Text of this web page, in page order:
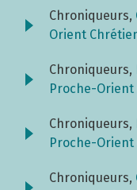
Chroniqueurs,
Orient
Chroniqueurs,
Proche-Orient
Chroniqueurs,
Proche-Orient
Chroniqueurs,